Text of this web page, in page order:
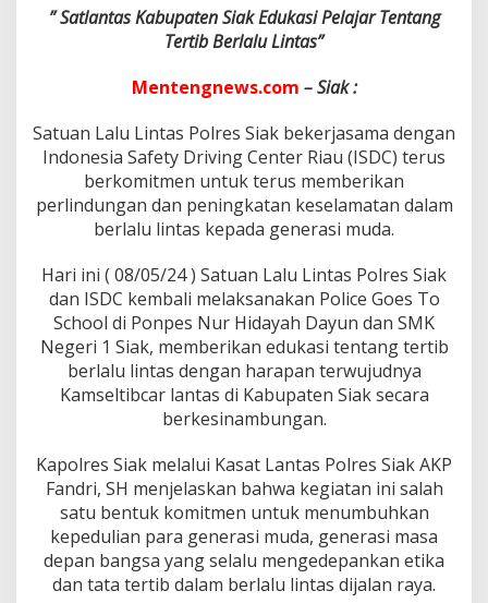
k
o
a
e
k
o
l
a
h
e
t
i
n
g
k
a
t
P
d
a
n
S
M
A
” Satlantas Kabupaten Siak Edukasi Pelajar Tentang
Tertib Berlalu Lintas”
Mentengnews.com – Siak :
Satuan Lalu Lintas Polres Siak bekerjasama dengan
Indonesia Safety Driving Center Riau (ISDC) terus
berkomitmen untuk terus memberikan
perlindungan dan peningkatan keselamatan dalam
berlalu lintas kepada generasi muda.
Hari ini ( 08/05/24 ) Satuan Lalu Lintas Polres Siak
dan ISDC kembali melaksanakan Police Goes To
School di Ponpes Nur Hidayah Dayun dan SMK
Negeri 1 Siak, memberikan edukasi tentang tertib
berlalu lintas dengan harapan terwujudnya
Kamseltibcar lantas di Kabupaten Siak secara
berkesinambungan.
Kapolres Siak melalui Kasat Lantas Polres Siak AKP
Fandri, SH menjelaskan bahwa kegiatan ini salah
satu bentuk komitmen untuk menumbuhkan
kepedulian para generasi muda, generasi masa
depan bangsa yang selalu mengedepankan etika
dan tata tertib dalam berlalu lintas dijalan raya.